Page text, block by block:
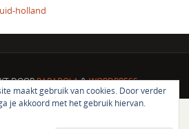
holland
DOORPARABOLA&WORDPRESS.
maakt gebruik van cookies. Door verder
je akkoord met het gebruik hiervan.